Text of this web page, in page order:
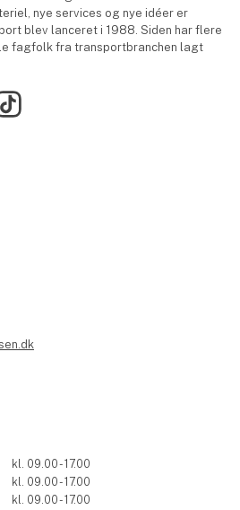
nye services og nye idéer er
blev lanceret i 1988. Siden har flere
fagfolk fra transportbranchen lagt
kl. 09.00 - 17.00
kl. 09.00 - 17.00
kl. 09.00 - 17.00